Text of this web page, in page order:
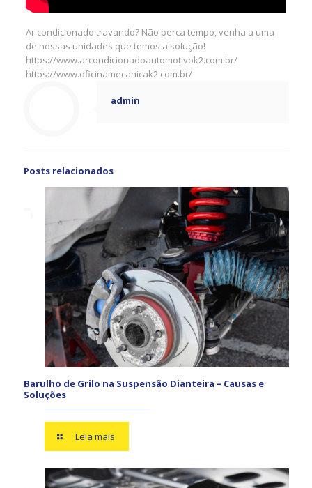
Ar condicionado travando? Não perca tempo, venha a uma
de nossas unidades que temos a solução!
https://www.arcondicionadoautomotivok2.com.br/
https://www.oficinamecanicak2.com.br/
admin
Posts relacionados
Barulho de Grilo na Suspensão Dianteira – Causas e
Soluções
Leia mais